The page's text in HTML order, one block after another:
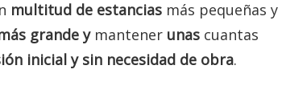
multitud de estancias más pequeñas y
grande ymantener unas cuantas
inicial y sin necesidad de obra.